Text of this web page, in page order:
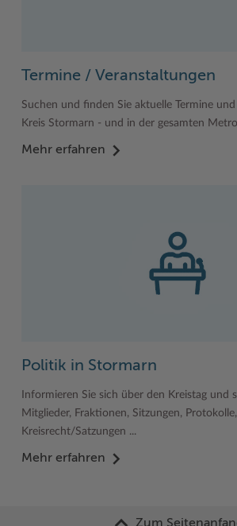
Termine / Veranstaltungen
Suchen und finden Sie aktuelle Termine
Kreis Stormarn - und in der gesamten
Mehr erfahren
Politik in Stormarn
Informieren Sie sich über den Kreistag und
Mitglieder, Fraktionen, Sitzungen, Protokolle,
Kreisrecht/Satzungen ...
Mehr erfahren
Zum